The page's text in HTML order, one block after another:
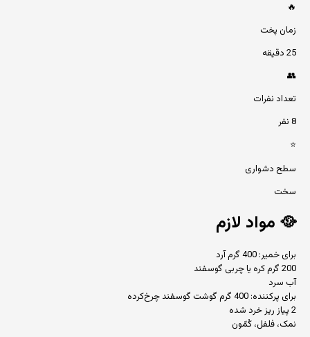
🔥
زمان پخت
25 دقیقه
👥
تعداد نفرات
8 نفر
⭐
سطح دشواری
سخت
🥘 مواد لازم
برای خمیر: 400 گرم آرد
200 گرم کره یا چربی گوسفند
آب سرد
برای پرکننده: 400 گرم گوشت گوسفند چرخ‌کرده
2 پیاز ریز خرد شده
نمک، فلفل، کُمّون